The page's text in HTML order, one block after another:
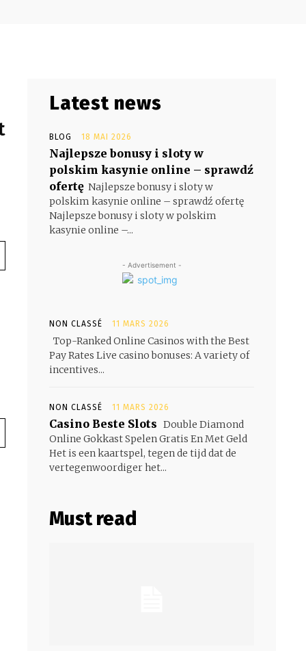
Latest news
BLOG 18 MAI 2026
Najlepsze bonusy i sloty w
polskim kasynie online – sprawdź
ofertę Najlepsze bonusy i sloty w
polskim kasynie online – sprawdź ofertę
Najlepsze bonusy i sloty w polskim
kasynie online –...
- Advertisement -
NON CLASSÉ 11 MARS 2026
Top-Ranked Online Casinos with the Best
Pay Rates Live casino bonuses: A variety of
incentives...
NON CLASSÉ 11 MARS 2026
Casino Beste Slots Double Diamond
Online Gokkast Spelen Gratis En Met Geld
Het is een kaartspel, tegen de tijd dat de
vertegenwoordiger het...
Must read